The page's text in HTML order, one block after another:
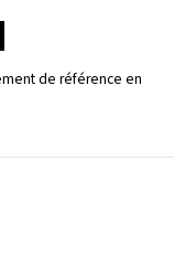
de référence en